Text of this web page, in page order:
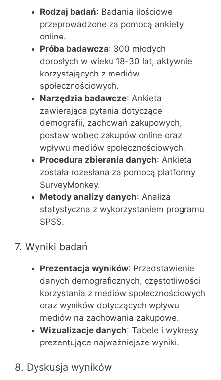
Rodzaj badań: Badania ilościowe
przeprowadzone za pomocą ankiety
online.
Próba badawcza: 300 młodych
dorosłych w wieku 18-30 lat, aktywnie
korzystających z mediów
społecznościowych.
Narzędzia badawcze: Ankieta
zawierająca pytania dotyczące
demografii, zachowań zakupowych,
postaw wobec zakupów online oraz
wpływu mediów społecznościowych.
Procedura zbierania danych: Ankieta
została rozesłana za pomocą platformy
SurveyMonkey.
Metody analizy danych: Analiza
statystyczna z wykorzystaniem programu
SPSS.
7. Wyniki badań
Prezentacja wyników: Przedstawienie
danych demograficznych, częstotliwości
korzystania z mediów społecznościowych
oraz wyników dotyczących wpływu
mediów na zachowania zakupowe.
Wizualizacje danych: Tabele i wykresy
prezentujące najważniejsze wyniki.
8. Dyskusja wyników